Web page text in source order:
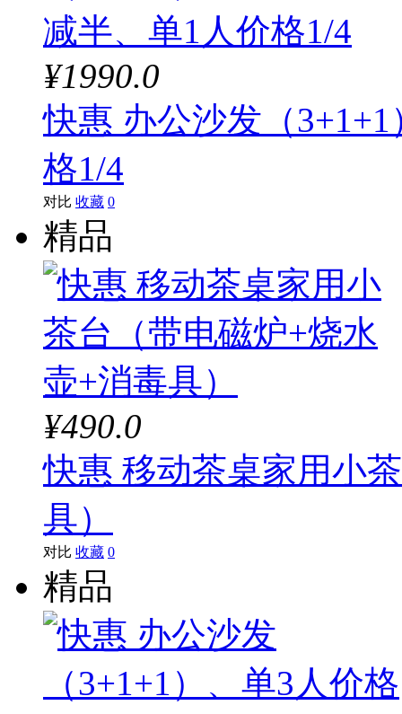
¥1990.0
快惠 办公沙发（
格1/4
对比 收藏 0
精品
¥490.0
快惠 移动茶桌家用小
具）
对比 收藏 0
精品